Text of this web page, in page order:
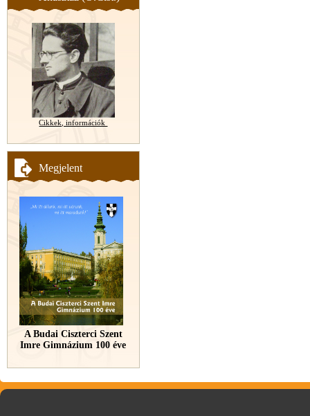
Cikkek, információk
Megjelent
A Budai Ciszterci Szent
Imre Gimnázium 100 éve